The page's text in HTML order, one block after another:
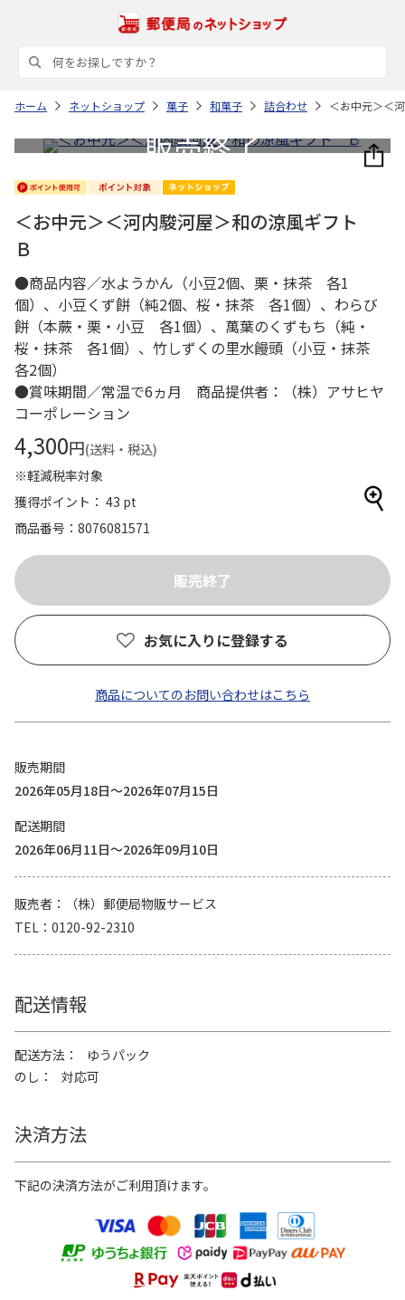
ホーム ネットショップ 菓子 和菓子 詰合わせ ＜お中元＞＜
＜お中元＞＜河内駿河屋＞和の涼風ギフト
Ｂ
●商品内容／水ようかん（小豆2個、栗・抹茶 各1
個）、小豆くず餅（純2個、桜・抹茶 各1個）、わらび
餅（本蕨・栗・小豆 各1個）、萬葉のくずもち（純・
桜・抹茶 各1個）、竹しずくの里水饅頭（小豆・抹茶
各2個）
●賞味期間／常温で6ヵ月 商品提供者：（株）アサヒヤ
コーポレーション
4,300円(送料・税込)
※軽減税率対象
獲得ポイント： 43 pt
商品番号
8076081571
お気に入りに登録する
商品についてのお問い合わせはこちら
販売期間
2026年05月18日～2026年07月15日
配送期間
2026年06月11日～2026年09月10日
販売者
（株）郵便局物販サービス
TEL
0120-92-2310
配送情報
配送方法
ゆうパック
のし
対応可
決済方法
下記の決済方法がご利用頂けます。